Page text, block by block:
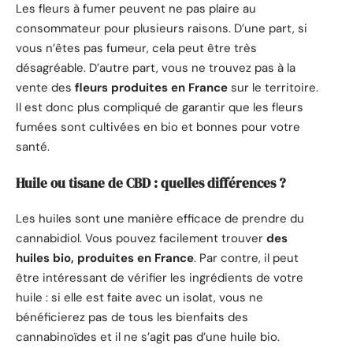
Les fleurs à fumer peuvent ne pas plaire au
consommateur pour plusieurs raisons. D’une part, si
vous n’êtes pas fumeur, cela peut être très
désagréable. D’autre part, vous ne trouvez pas à la
vente des fleurs produites en France sur le territoire.
Il est donc plus compliqué de garantir que les fleurs
fumées sont cultivées en bio et bonnes pour votre
santé.
Huile ou tisane de CBD : quelles différences ?
Les huiles sont une manière efficace de prendre du
cannabidiol. Vous pouvez facilement trouver des
huiles bio, produites en France. Par contre, il peut
être intéressant de vérifier les ingrédients de votre
huile : si elle est faite avec un isolat, vous ne
bénéficierez pas de tous les bienfaits des
cannabinoïdes et il ne s’agit pas d’une huile bio.